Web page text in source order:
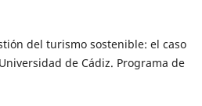
del turismo sostenible: el caso
de Cádiz. Programa de